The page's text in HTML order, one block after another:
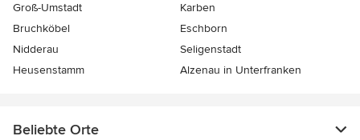
Groß-Umstadt
Karben
Bruchköbel
Eschborn
Nidderau
Seligenstadt
Heusenstamm
Alzenau in Unterfranken
Beliebte Orte